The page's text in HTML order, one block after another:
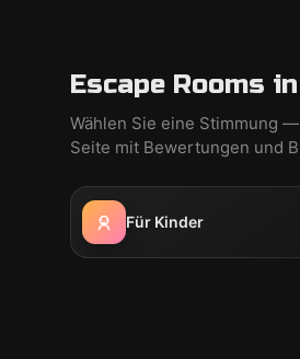
Escape Rooms
Wählen Sie eine Stimmung
Seite mit Bewertungen und
Für Kinder